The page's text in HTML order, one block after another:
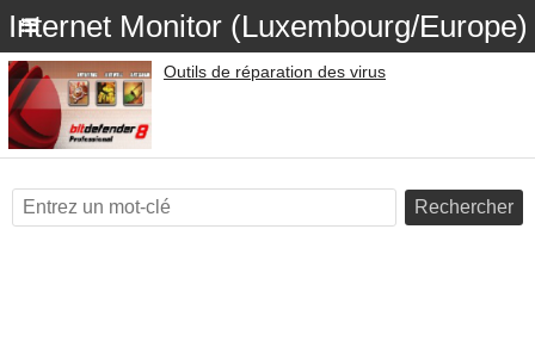
Internet Monitor (Luxembourg/Europe)
Outils de réparation des virus
Rechercher